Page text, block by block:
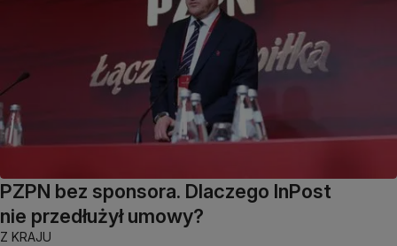
PZPN bez sponsora. Dlaczego InPost
nie przedłużył umowy?
Z KRAJU